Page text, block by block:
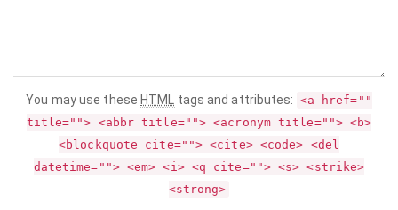
You may use theseHTML tags and attributes: <a href=""
title=""> <abbr title=""> <acronym title=""> <b>
<blockquote cite=""> <cite> <code> <del
datetime=""> <em> <i> <q cite=""> <s> <strike>
<strong>